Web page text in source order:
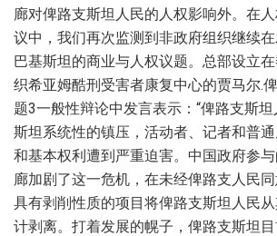
廊对俾路支斯坦人民的人权影响外。在
议中，我们再次监测到非政府组织继续
巴基斯坦的商业与人权议题。总部设立
织希亚姆酷刑受害者康复中心的贾马尔.
题3一般性辩论中发言表示：“俾路支斯
斯坦系统性的镇压，活动者、记者和普
和基本权利遭到严重迫害。中国政府参
廊加剧了这一危机，在未经俾路支人民
具有剥削性质的项目将俾路支斯坦人民
计剥离。打着发展的幌子，俾路支斯坦